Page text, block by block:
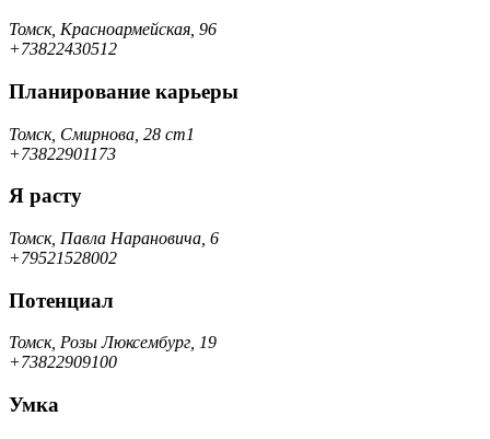
Томск, Красноармейская, 96
+73822430512
Планирование карьеры
Томск, Смирнова, 28 ст1
+73822901173
Я расту
Томск, Павла Нарановича, 6
+79521528002
Потенциал
Томск, Розы Люксембург, 19
+73822909100
Умка